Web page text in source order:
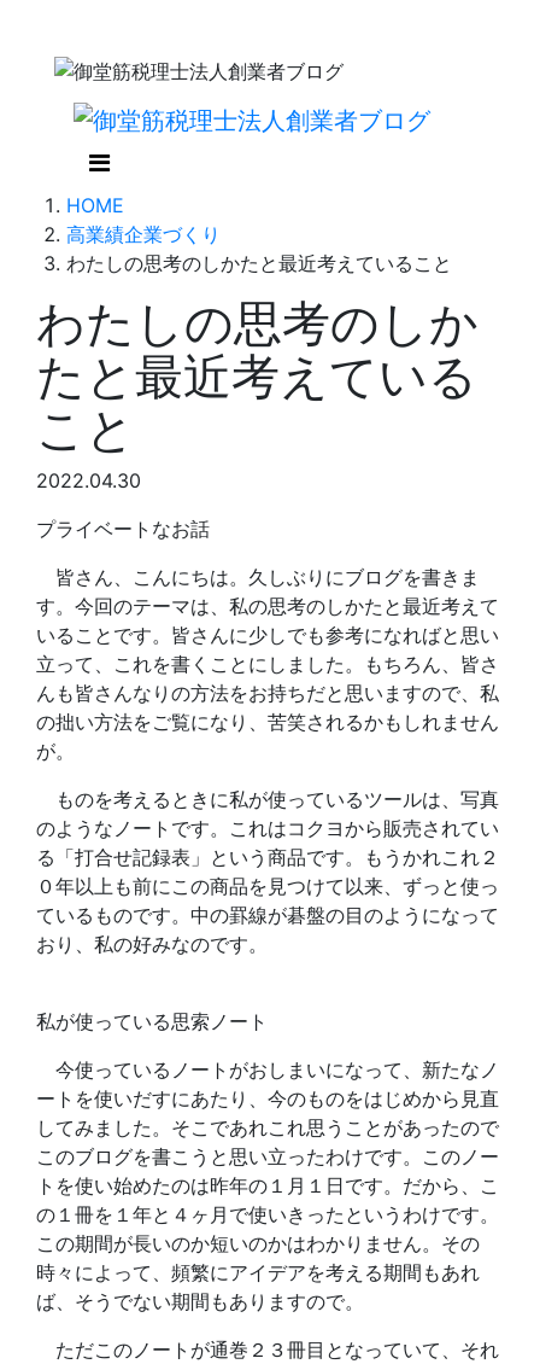
HOME
高業績企業づくり
わたしの思考のしかたと最近考えていること
わたしの思考のしか
たと最近考えている
こと
2022.04.30
プライベートなお話
皆さん、こんにちは。久しぶりにブログを書きま
す。今回のテーマは、私の思考のしかたと最近考えて
いることです。皆さんに少しでも参考になればと思い
立って、これを書くことにしました。もちろん、皆さ
んも皆さんなりの方法をお持ちだと思いますので、私
の拙い方法をご覧になり、苦笑されるかもしれません
が。
ものを考えるときに私が使っているツールは、写真
のようなノートです。これはコクヨから販売されてい
る「打合せ記録表」という商品です。もうかれこれ２
０年以上も前にこの商品を見つけて以来、ずっと使っ
ているものです。中の罫線が碁盤の目のようになって
おり、私の好みなのです。
私が使っている思索ノート
今使っているノートがおしまいになって、新たなノ
ートを使いだすにあたり、今のものをはじめから見直
してみました。そこであれこれ思うことがあったので
このブログを書こうと思い立ったわけです。このノー
トを使い始めたのは昨年の１月１日です。だから、こ
の１冊を１年と４ヶ月で使いきったというわけです。
この期間が長いのか短いのかはわかりません。その
時々によって、頻繁にアイデアを考える期間もあれ
ば、そうでない期間もありますので。
ただこのノートが通巻２３冊目となっていて、それ